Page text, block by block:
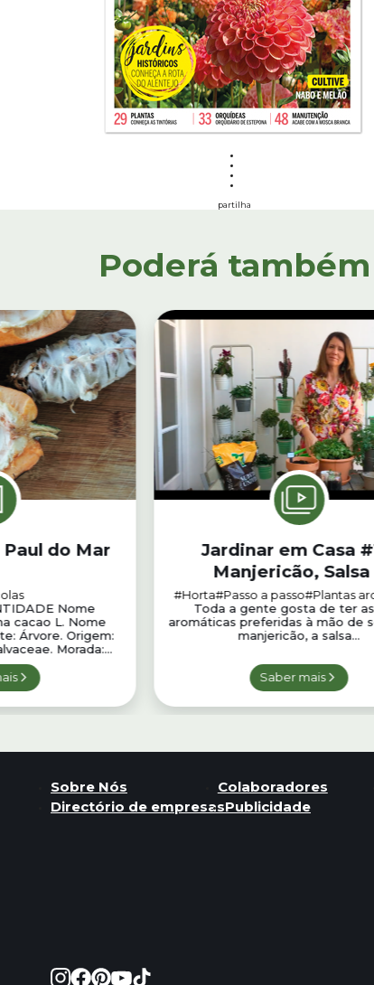
partilha
Poderá
do Mar
Nome
cacao L. Nome
Árvore. Origem:
Morada:...
Jardinar em Casa
Manjericão, Salsa
Coentros: Como
#Horta#Passo a passo#Plantas
Toda a gente gosta de ter
aromáticas preferidas à mão de
manjericão, a salsa...
Saber mais
Sobre Nós Colaboradores
Directório de empresasPublicidade